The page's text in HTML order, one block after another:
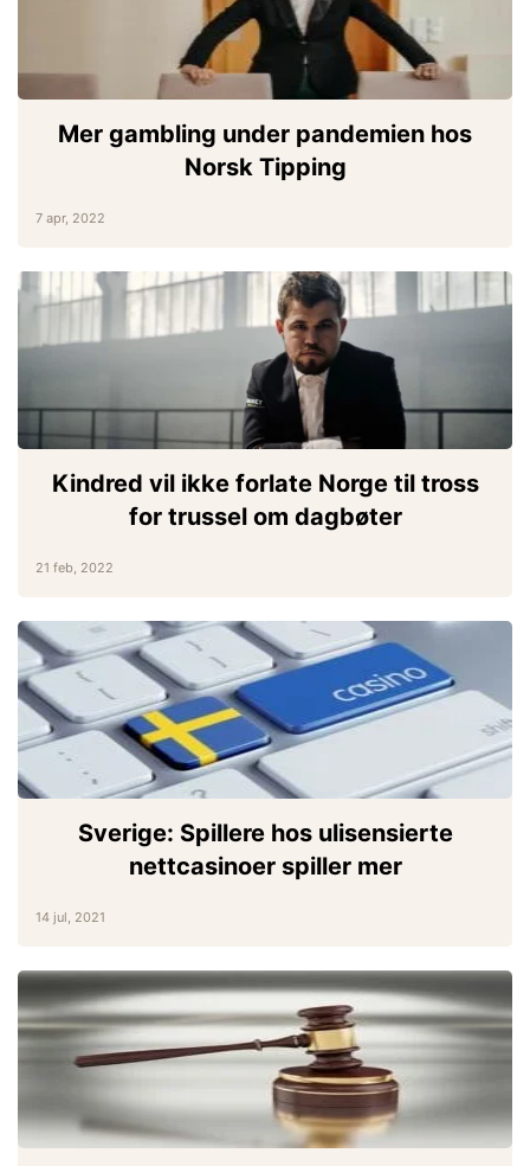
Mer gambling under pandemien hos
Norsk Tipping
7 apr, 2022
Kindred vil ikke forlate Norge til tross
for trussel om dagbøter
21 feb, 2022
Sverige: Spillere hos ulisensierte
nettcasinoer spiller mer
14 jul, 2021